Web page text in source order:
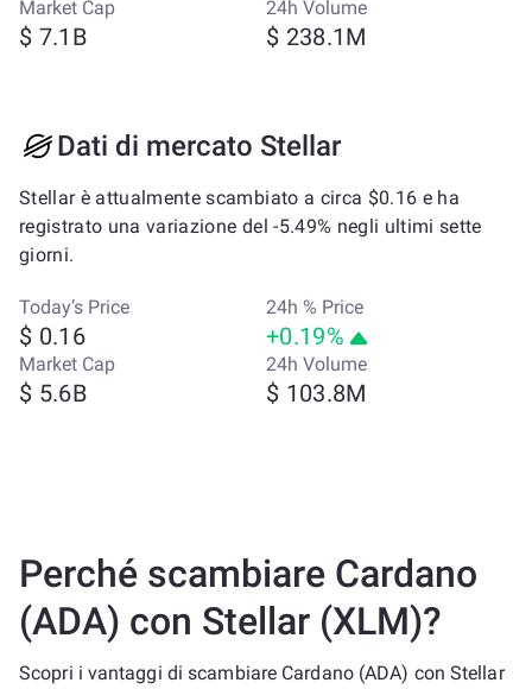
Market Cap
$ 7.1B
24h Volume
$ 238.1M
Dati di mercato Stellar
Stellar è attualmente scambiato a circa $0.16 e ha
registrato una variazione del -5.49% negli ultimi sette
giorni.
Today’s Price
$ 0.16
24h % Price
+0.19%
Market Cap
$ 5.6B
24h Volume
$ 103.8M
Perché scambiare Cardano
(ADA) con Stellar (XLM)?
Scopri i vantaggi di scambiare Cardano (ADA) con Stellar